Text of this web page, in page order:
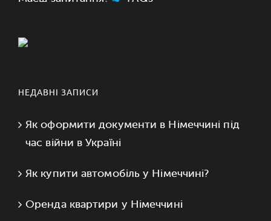
НЕДАВНІ ЗАПИСИ
Як оформити документи в Німеччині під
час війни в Україні
Як купити автомобіль у Німеччині?
Оренда квартири у Німеччині